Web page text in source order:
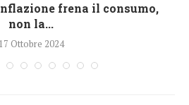
frena il consumo,
non la...
17 Ottobre 2024